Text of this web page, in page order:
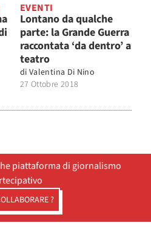
EVENTI
Lontano da qualche
parte: la Grande Guerra
raccontata ‘da dentro’ a
teatro
di Valentina Di Nino
27 Ottobre 2018
piattaforma di giornalismo
?